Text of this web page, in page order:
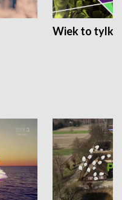
Wiek to tylko